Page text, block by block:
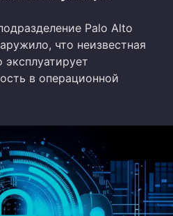
Palo Alto
что неизвестная
эксплуатирует
в операционной